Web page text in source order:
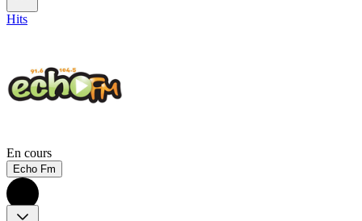
Hits
En cours
Echo Fm